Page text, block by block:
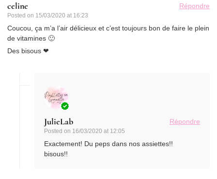
celine
Posted on 15/03/2020 at 16:23
Répondre
Coucou, ça m’a l’air délicieux et c’est toujours bon de faire le plein
de vitamines 🙂
Des bisous ❤
JulieLab
Posted on 16/03/2020 at 12:05
Répondre
Exactement! Du peps dans nos assiettes!!
bisous!!